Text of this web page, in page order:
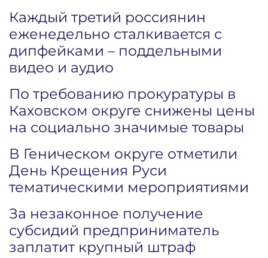
Каждый третий россиянин
еженедельно сталкивается с
дипфейками – поддельными
видео и аудио
По требованию прокуратуры в
Каховском округе снижены цены
на социально значимые товары
В Геническом округе отметили
День Крещения Руси
тематическими мероприятиями
За незаконное получение
субсидий предприниматель
заплатит крупный штраф